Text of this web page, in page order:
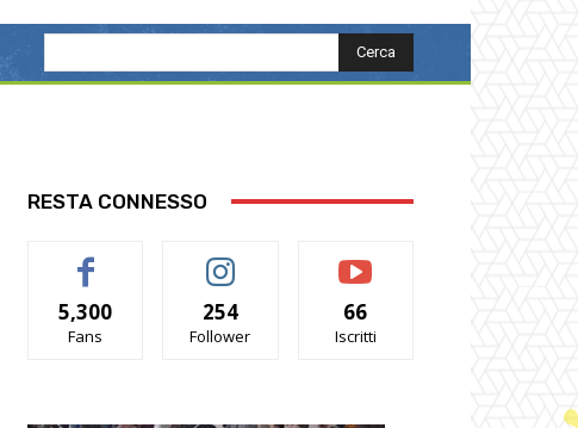
Cerca
RESTA CONNESSO
5,300
Fans
254
Follower
66
Iscritti